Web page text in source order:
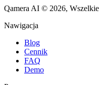
Qamera AI © 2026, Wszelkie
Nawigacja
Blog
Cennik
FAQ
Demo